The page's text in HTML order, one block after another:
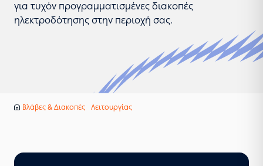
για τυχόν προγραμματισμένες διακοπές
ηλεκτροδότησης στην περιοχή σας.
Αρχική
Βλάβες & Διακοπές Λειτουργίας